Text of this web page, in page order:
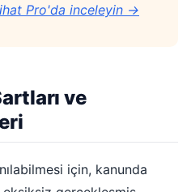
Pro'da inceleyin →
ve
için, kanunda